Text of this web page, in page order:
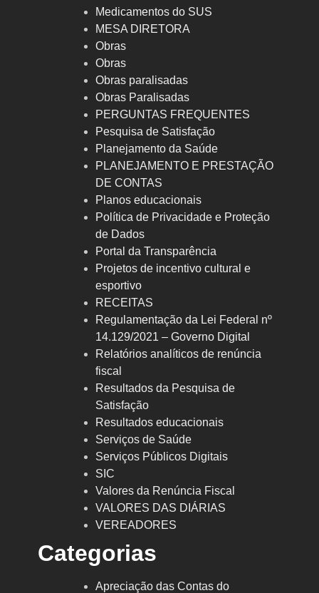
Medicamentos do SUS
MESA DIRETORA
Obras
Obras
Obras paralisadas
Obras Paralisadas
PERGUNTAS FREQUENTES
Pesquisa de Satisfação
Planejamento da Saúde
PLANEJAMENTO E PRESTAÇÃO
DE CONTAS
Planos educacionais
Política de Privacidade e Proteção
de Dados
Portal da Transparência
Projetos de incentivo cultural e
esportivo
RECEITAS
Regulamentação da Lei Federal nº
14.129/2021 – Governo Digital
Relatórios analíticos de renúncia
fiscal
Resultados da Pesquisa de
Satisfação
Resultados educacionais
Serviços de Saúde
Serviços Públicos Digitais
SIC
Valores da Renúncia Fiscal
VALORES DAS DIÁRIAS
VEREADORES
Categorias
Apreciação das Contas do